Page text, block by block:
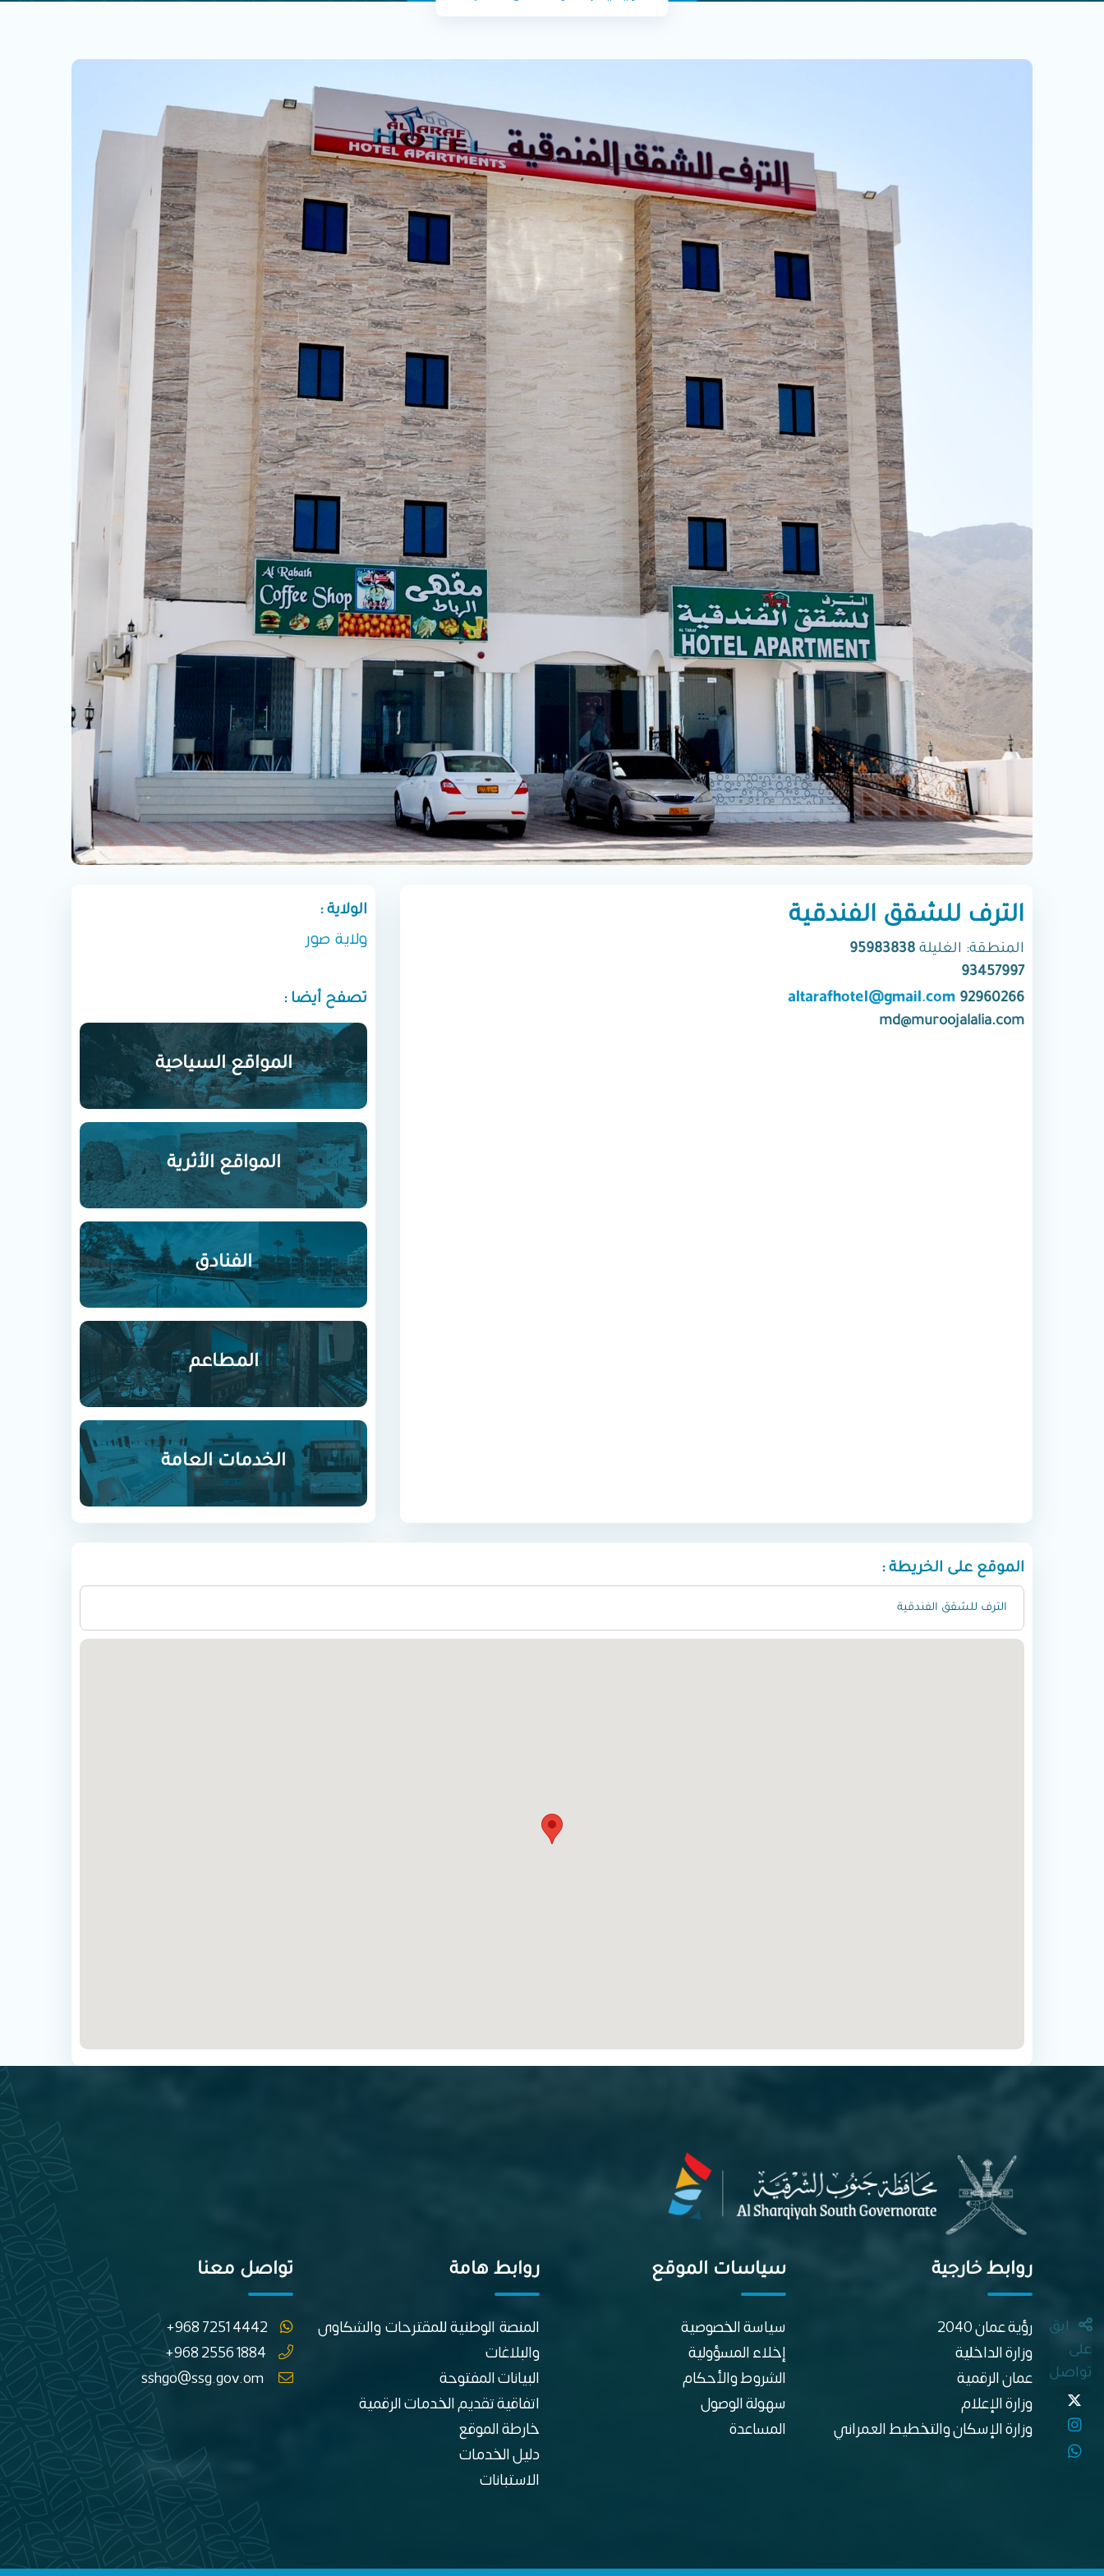
الترف للشقق الفندقية
المنطقة: الغليلة 95983838
93457997
92960266
altarafhotel@gmail.com
md@muroojalalia.com
الولاية :
ولاية صور
تصفح أيضا :
المواقع السياحية
المواقع الأثرية
الفنادق
المطاعم
الخدمات العامة
الموقع على الخريطة :
ابق
على
تواصل
روابط خارجية
رؤية عمان 2040
وزارة الداخلية
عمان الرقمية
وزارة الإعلام
وزارة الإسكان والتخطيط العمراني
سياسات الموقع
سياسة الخصوصية
إخلاء المسؤولية
الشروط والأحكام
سهولة الوصول
المساعدة
روابط هامة
المنصة الوطنية للمقترحات والشكاوى
والبلاغات
البيانات المفتوحة
اتفاقية تقديم الخدمات الرقمية
خارطة الموقع
دليل الخدمات
الاستبانات
تواصل معنا
+968 7251 4442
+968 2556 1884